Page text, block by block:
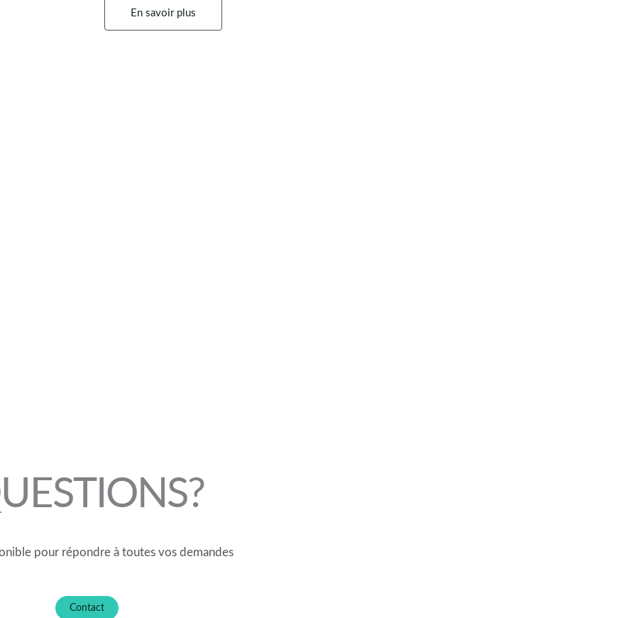
En savoir plus
pour répondre à toutes vos demandes
Contact